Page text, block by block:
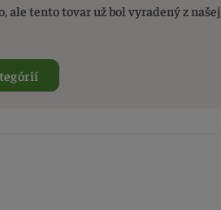
ale tento tovar už bol vyradený z našej